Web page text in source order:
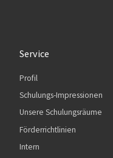
Service
Profil
Schulungs-Impressionen
Unsere Schulungsräume
Förderrichtlinien
Intern